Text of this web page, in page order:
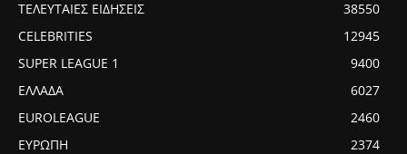
ΤΕΛΕΥΤΑΙΕΣ ΕΙΔΗΣΕΙΣ
38550
CELEBRITIES
12945
SUPER LEAGUE 1
9400
ΕΛΛΑΔΑ
6027
EUROLEAGUE
2460
ΕΥΡΩΠΗ
2374